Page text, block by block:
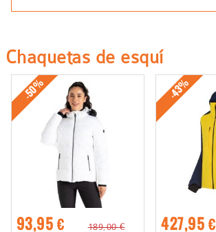
Chaquetas de esquí
-50%
93,95 € 189,00 €
-43%
427,95 €